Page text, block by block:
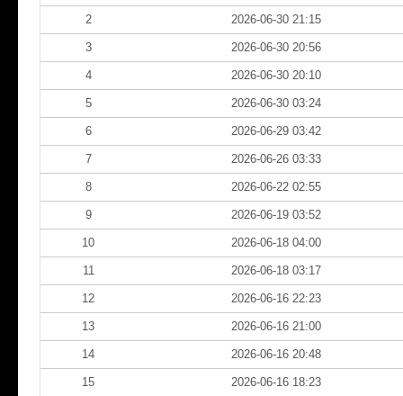
2 2026-06-30 21:15
3 2026-06-30 20:56
4 2026-06-30 20:10
5 2026-06-30 03:24
6 2026-06-29 03:42
7 2026-06-26 03:33
8 2026-06-22 02:55
9 2026-06-19 03:52
10 2026-06-18 04:00
11 2026-06-18 03:17
12 2026-06-16 22:23
13 2026-06-16 21:00
14 2026-06-16 20:48
15 2026-06-16 18:23